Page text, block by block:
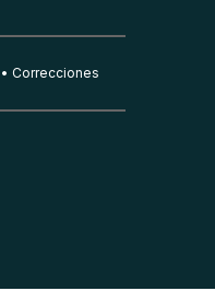
Correcciones